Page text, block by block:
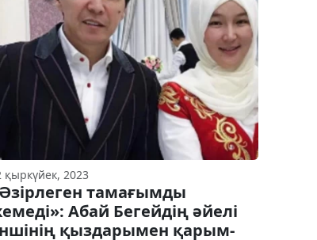
қыркүйек, 2023
тамағымды
Абай Бегейдің әйелі
қыздарымен қарым-